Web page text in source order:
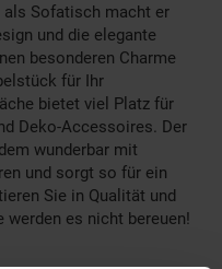
als Sofatisch macht er
und die elegante
besonderen Charme
für Ihr
bietet viel Platz für
Deko-Accessoires. Der
wunderbar mit
und sorgt so für ein
Sie in Qualität und
es nicht bereuen!